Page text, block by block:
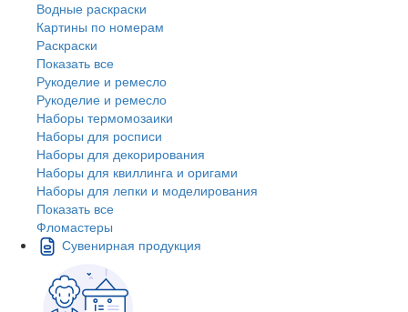
Водные раскраски
Картины по номерам
Раскраски
Показать все
Рукоделие и ремесло
Рукоделие и ремесло
Наборы термомозаики
Наборы для росписи
Наборы для декорирования
Наборы для квиллинга и оригами
Наборы для лепки и моделирования
Показать все
Фломастеры
Сувенирная продукция